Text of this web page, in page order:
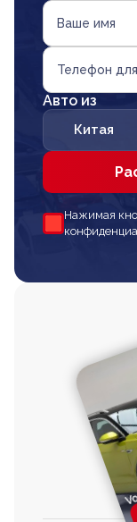
Ваше имя
Телефон
Авто из
Китая
Нажимая